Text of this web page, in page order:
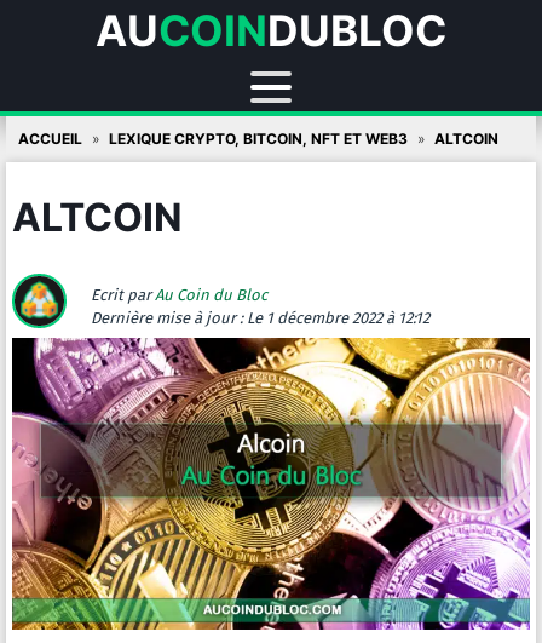
AUCOINDUBLOC
Skip
to
ACCUEIL LEXIQUE CRYPTO, BITCOIN, NFT ET WEB3 ALTCOIN
ALTCOIN
Ecrit parAu Coin du Bloc
Dernière mise à jour : Le 1 décembre 2022 à 12:12